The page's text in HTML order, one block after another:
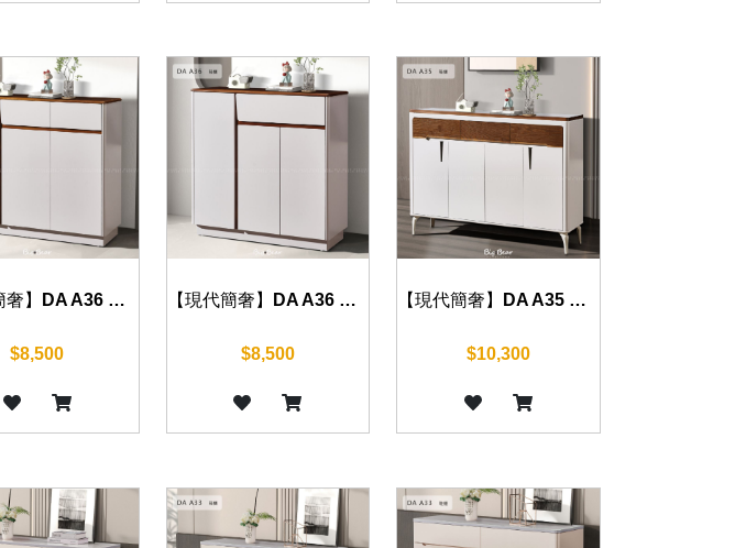
【現代簡奢】DA A36 鞋櫃 120cm
$8,500
【現代簡奢】DA A36 鞋櫃 100cm
$8,500
【現代簡奢】DA A35 鞋櫃 140cm/160cm
$10,300